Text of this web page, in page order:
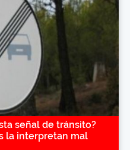
señal de tránsito?
la interpretan mal